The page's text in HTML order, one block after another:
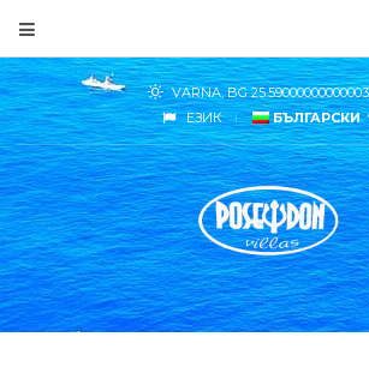
VARNA, BG
ЕЗИК
БЪЛГАРСКИ